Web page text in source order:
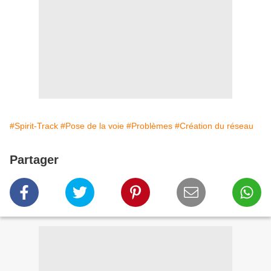
#Spirit-Track #Pose de la voie #Problèmes #Création du réseau
Partager